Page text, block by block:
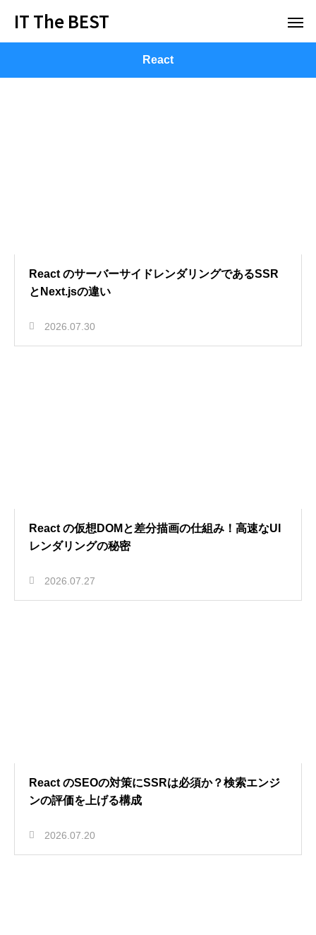
IT The BEST
React
React のサーバーサイドレンダリングであるSSR
とNext.jsの違い
2026.07.30
React の仮想DOMと差分描画の仕組み！高速なUI
レンダリングの秘密
2026.07.27
React のSEOの対策にSSRは必須か？検索エンジ
ンの評価を上げる構成
2026.07.20